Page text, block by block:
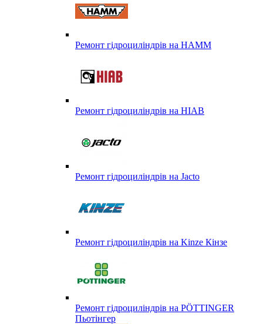
Ремонт гідроциліндрів на HAMM
Ремонт гідроциліндрів на HIAB
Ремонт гідроциліндрів на Jacto
Ремонт гідроциліндрів на Kinze Кінзе
Ремонт гідроциліндрів на PÖTTINGER
Пьотінгер